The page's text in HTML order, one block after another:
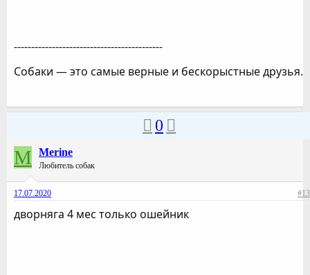
-------------------------------------------
Собаки — это самые верные и бескорыстные друзья.
0
M Merine
Любитель собак
17.07.2020 #13
дворняга 4 мес только ошейник